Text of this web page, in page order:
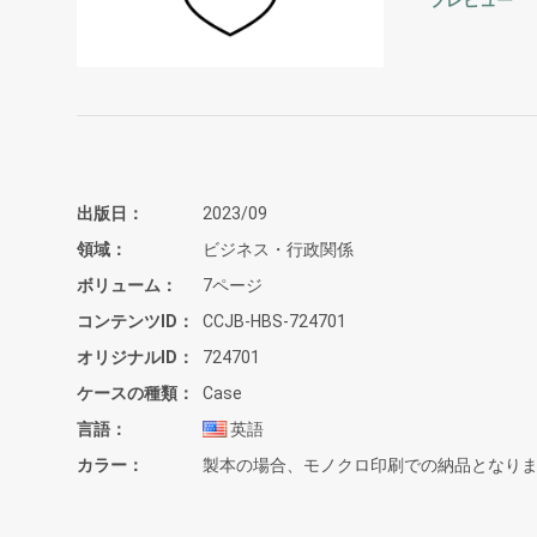
出版日
2023/09
領域
ビジネス・行政関係
ボリューム
7ページ
コンテンツID
CCJB-HBS-724701
オリジナルID
724701
ケースの種類
Case
言語
英語
カラー
製本の場合、モノクロ印刷での納品となり